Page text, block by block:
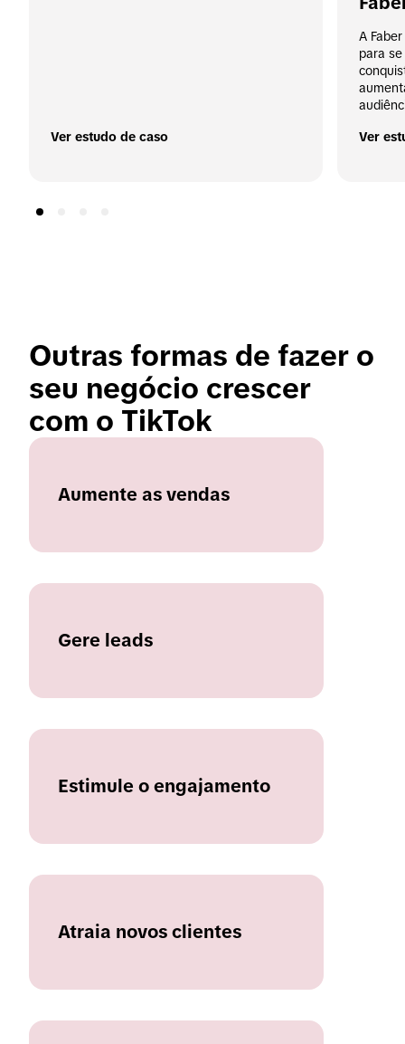
Ver estudo de caso
A
para
Ver
Outras formas de fazer o
seu negócio crescer
com o TikTok
Aumente as vendas
Gere leads
Estimule o engajamento
Atraia novos clientes